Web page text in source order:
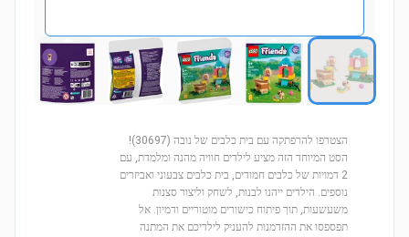
הצטרפו להרפתקה עם בית כלבים של נובה (30697)!
הסט המיוחד הזה מציע לילדים חוויה מהנה ומלמדת, עם
2 דמויות של כלבים חמודים, בית כלבים צבעוני ואביזרים
נוספים. הילדים ייהנו לבנות, לשחק וליצור סצנות
משעשעות, תוך פיתוח כישורים מוטוריים ודמיון. אל
תפספסו את ההזדמנות להעניק לילדיכם את המתנה